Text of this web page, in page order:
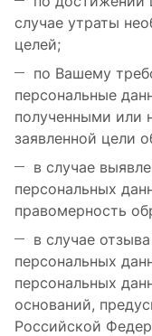
случае утраты
целей;
по Вашему
персональные
полученными или
заявленной цели
в случае
персональных
правомерность
в случае
персональных
персональных
оснований,
Российской